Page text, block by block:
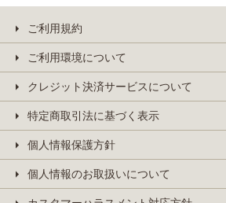
ご利用規約
ご利用環境について
クレジット決済サービスについて
特定商取引法に基づく表示
個人情報保護方針
個人情報のお取扱いについて